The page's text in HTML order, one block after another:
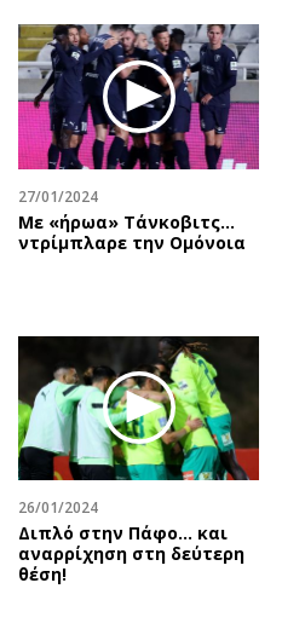
Ναυτιλία
Περιβάλλον
Ελλάδα
Κόσμος
Παράξενα
Πολιτισμός
Σινεμά
Εικαστικά
Βιβλίο
Χειρόγραφα
27/01/2024
Με «ήρωα» Τάνκοβιτς…
ντρίμπλαρε την Ομόνοια
26/01/2024
Διπλό στην Πάφο… και
αναρρίχηση στη δεύτερη
θέση!